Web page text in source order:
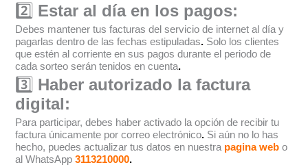
2️⃣ Estar al día en los pagos:
Debes mantener tus facturas del servicio de internet al día y
pagarlas dentro de las fechas estipuladas. Solo los clientes
que estén al corriente en sus pagos durante el periodo de
cada sorteo serán tenidos en cuenta.
3️⃣ Haber autorizado la factura
digital:
Para participar, debes haber activado la opción de recibir tu
factura únicamente por correo electrónico. Si aún no lo has
hecho, puedes actualizar tus datos en nuestra pagina web o
al WhatsApp 3113210000.